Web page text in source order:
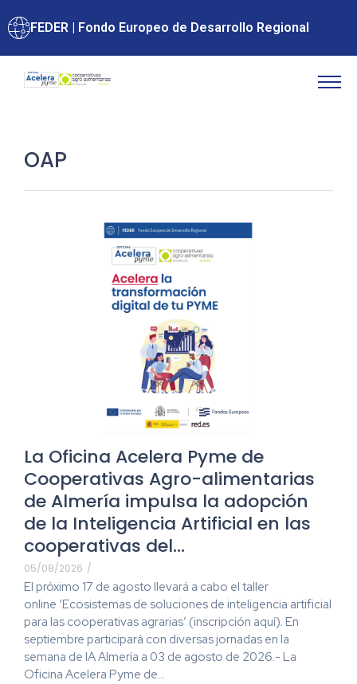
FEDER | Fondo Europeo de Desarrollo Regional
OAP
La Oficina Acelera Pyme de
Cooperativas Agro-alimentarias
de Almería impulsa la adopción
de la Inteligencia Artificial en las
cooperativas del…
05/08/2026 /
El próximo 17 de agosto llevará a cabo el taller
online ‘Ecosistemas de soluciones de inteligencia artificial
para las cooperativas agrarias’ (inscripción aquí). En
septiembre participará con diversas jornadas en la
semana de IA Almería a 03 de agosto de 2026.- La
Oficina Acelera Pyme de...